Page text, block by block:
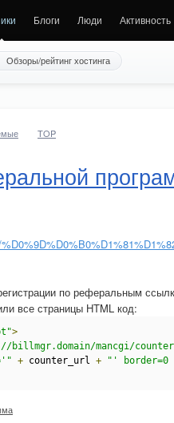
Блоги Люди Активность
Обзоры/рейтинг хостинга
TOP
по реферальным
все страницы HTML код:
>
billmgr.domain/mancgi/
+ counter_url +
"' border=0